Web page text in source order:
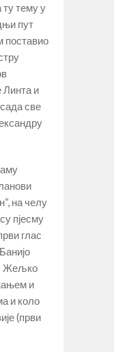
ту тему у
пут
поставио
Линта и
све
на челу
пјесму
глас
Жељко
и
и коло
(први